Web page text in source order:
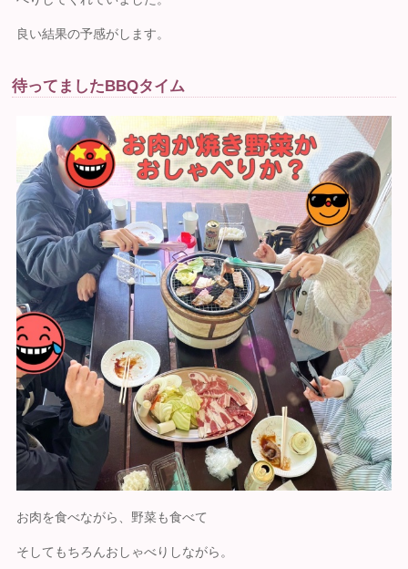
良い結果の予感がします。
待ってましたBBQタイム
お肉を食べながら、野菜も食べて
そしてもちろんおしゃべりしながら。